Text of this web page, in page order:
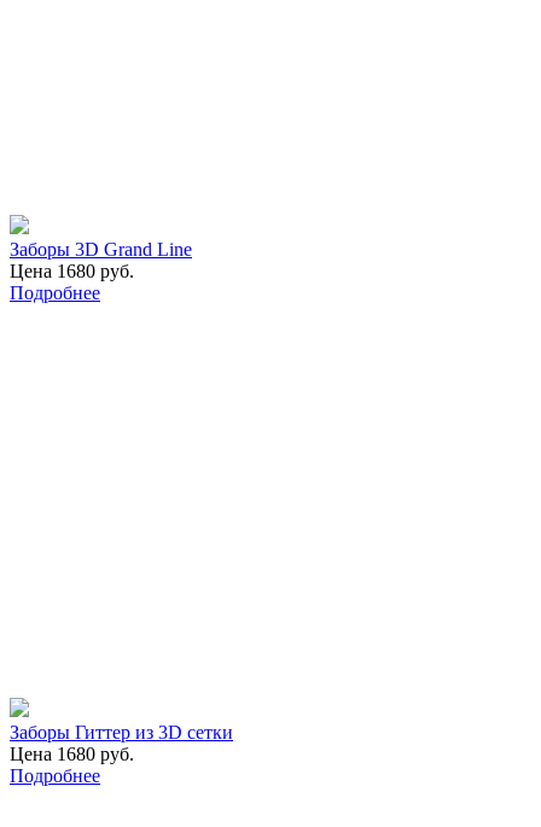
Заборы 3D Grand Line
Цена 1680 руб.
Подробнее
Заборы Гиттер из 3D сетки
Цена 1680 руб.
Подробнее